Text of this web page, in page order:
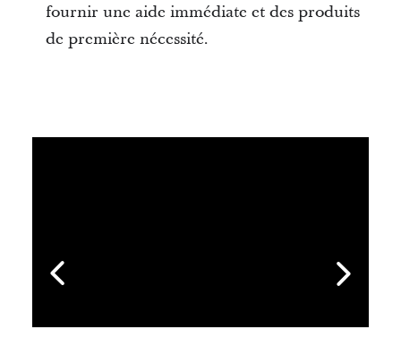
fournir une aide immédiate et des produits
de première nécessité.